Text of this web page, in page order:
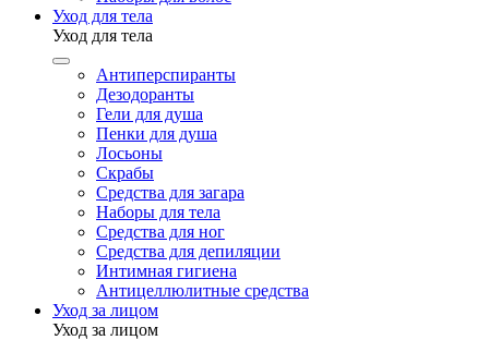
Уход для тела
Уход для тела
Антиперспиранты
Дезодоранты
Гели для душа
Пенки для душа
Лосьоны
Скрабы
Средства для загара
Наборы для тела
Средства для ног
Средства для депиляции
Интимная гигиена
Антицеллюлитные средства
Уход за лицом
Уход за лицом